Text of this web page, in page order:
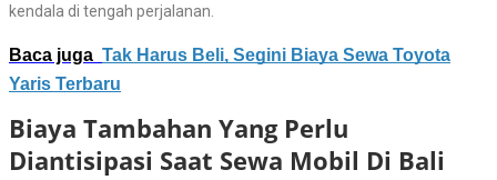
kendala di tengah perjalanan.
Baca juga Tak Harus Beli, Segini Biaya Sewa Toyota
Yaris Terbaru
Biaya Tambahan Yang Perlu
Diantisipasi Saat Sewa Mobil Di Bali